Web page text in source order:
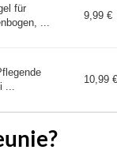
für
...
9,99 €
...
10,99 €